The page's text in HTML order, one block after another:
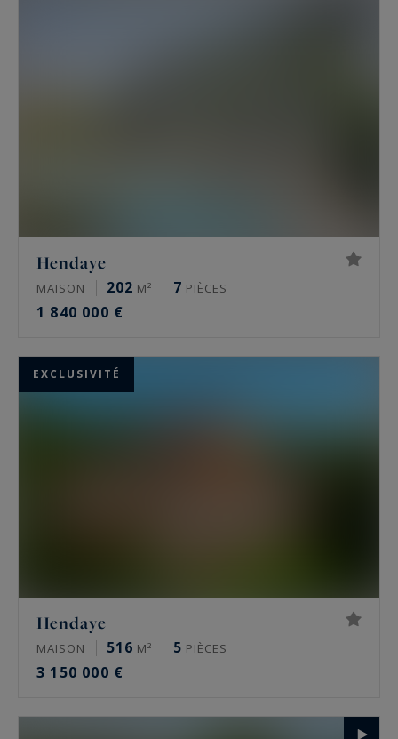
Hendaye
MAISON 202 M² 7 PIÈCES
1 840 000 €
EXCLUSIVITÉ
Hendaye
MAISON 516 M² 5 PIÈCES
3 150 000 €